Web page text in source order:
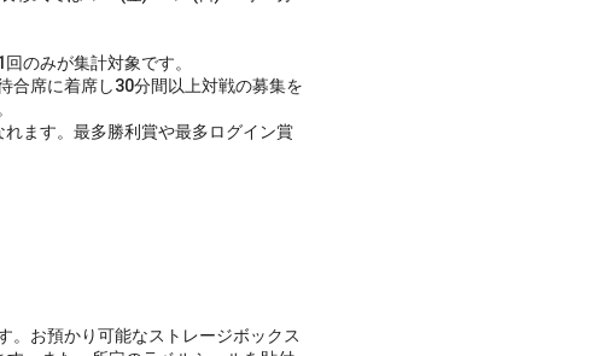
のみが集計対象です。
席に着席し30分間以上対戦の募集を
ます。最多勝利賞や最多ログイン賞
お預かり可能なストレージボックス